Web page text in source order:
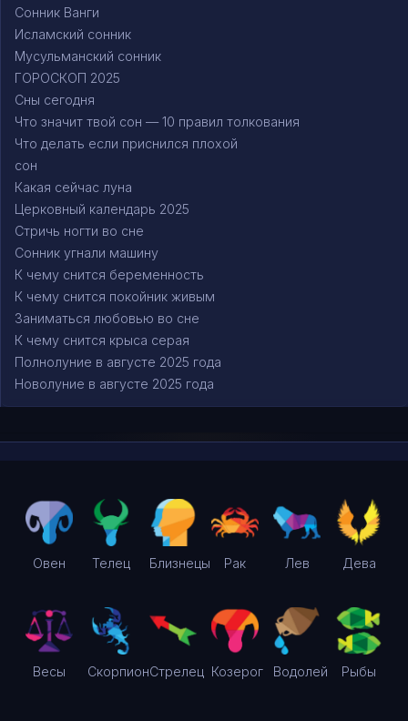
Сонник Ванги
Исламский сонник
Мусульманский сонник
ГОРОСКОП 2025
Сны сегодня
Что значит твой сон — 10 правил толкования
Что делать если приснился плохой
сон
Какая сейчас луна
Церковный календарь 2025
Стричь ногти во сне
Сонник угнали машину
К чему снится беременность
К чему снится покойник живым
Заниматься любовью во сне
К чему снится крыса серая
Полнолуние в августе 2025 года
Новолуние в августе 2025 года
Овен Телец Близнецы Рак Лев Дева
Весы СкорпионСтрелец Козерог Водолей Рыбы